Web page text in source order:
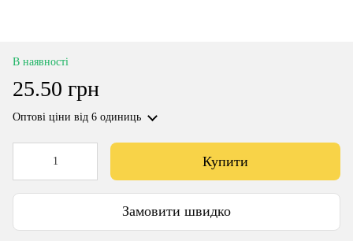
В наявності
25.50 грн
Оптові ціни від 6 одиниць
Купити
Замовити швидко